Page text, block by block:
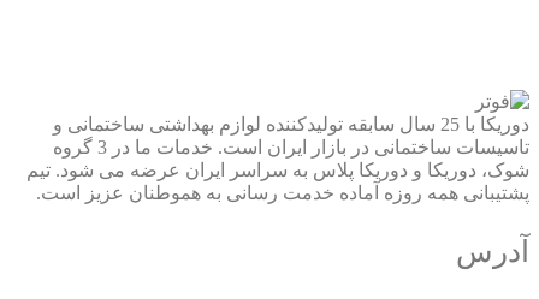
دوریکا با 25 سال سابقه تولیدکننده لوازم بهداشتی ساختمانی و
تاسیسات ساختمانی در بازار ایران است. خدمات ما در 3 گروه
شوک، دوریکا و دوریکا پلاس به سراسر ایران عرضه می شود. تیم
پشتیبانی همه روزه آماده خدمت رسانی به هموطنان عزیز است.
آدرس